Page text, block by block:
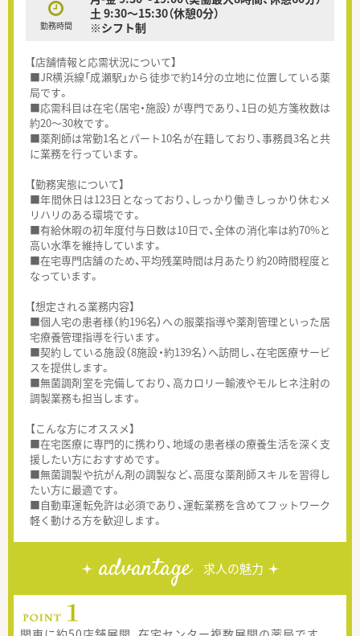
勤務時間
土 9:30～15:30（休憩0分）
※シフト制
【店舗情報と応需状況について】
■JR横浜線「成瀬駅」から徒歩で約14分の立地に位置している薬
局です。
■応需科目は在宅（居宅・施設）が専門であり、1日の処方箋枚数は
約20～30枚です。
■薬剤師は常勤1名とパート10名が在籍しており、事務員3名と共
に業務を行っています。
【勤務実態について】
■年間休日は123日となっており、しっかり働きしっかり休むメ
リハリのある環境です。
■有給休暇の初年度付与日数は10日で、全体の消化率は約70%と
高い水準を維持しています。
■在宅専門店舗のため、平均残業時間は月あたり約20時間程度と
なっています。
【想定される業務内容】
■個人宅の患者様（約196名）への服薬指導や薬剤管理といった居
宅療養管理指導を行います。
■契約している施設（8施設・約139名）へ訪問し、在宅医療サービ
スを提供します。
■無菌調剤室を完備しており、高カロリー輸液やモルヒネ注射の
調製業務も担当します。
【こんな方にオススメ】
■在宅医療に専門的に携わり、地域の患者様の療養生活を深く支
援したい方におすすめです。
■無菌調製や抗がん剤の調製など、高度な薬剤師スキルを習得し
たい方に最適です。
■自動車運転免許は必須であり、運転業務を含めてフットワーク
軽く動ける方を歓迎します。
advantage 求人の魅力